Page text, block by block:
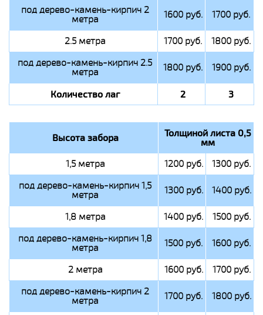
под дерево-камень-кирпич 2
метра 1600 руб. 1700 руб.
2.5 метра 1700 руб.
1800 руб.
под дерево-камень-кирпич 2.5
метра 1800 руб. 1900 руб.
Количество лаг 2 3
Высота забора Толщиной листа 0,5
мм
1,5 метра 1200 руб.
1300 руб.
под дерево-камень-кирпич 1,5
метра 1300 руб. 1400 руб.
1,8 метра 1400 руб.
1500 руб.
под дерево-камень-кирпич 1,8
метра 1500 руб. 1600 руб.
2 метра 1600 руб.
1700 руб.
под дерево-камень-кирпич 2
метра 1700 руб. 1800 руб.